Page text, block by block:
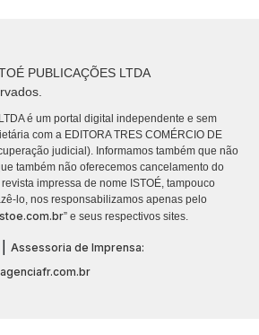
PUBLICAÇÕES LTDA
é um portal digital independente e sem
com a EDITORA TRES COMÉRCIO DE
judicial). Informamos também que não
também não oferecemos cancelamento do
impressa de nome ISTOÉ, tampouco
lo, nos responsabilizamos apenas pelo
” e seus respectivos sites.
Assessoria de Imprensa: